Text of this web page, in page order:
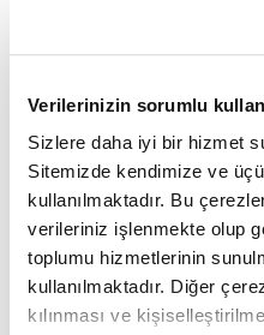
Verilerinizin sorumlu
Sizlere daha iyi bir hizmet
Sitemizde kendimize ve
kullanılmaktadır. Bu
verileriniz işlenmekte olup
toplumu hizmetlerinin
kullanılmaktadır. Diğer
kılınması ve
olarak gönderilişi,
Yahudilerin Allah'ın
Cuma namazı ile ilgili
bilgi verilir.
CUMA SURESİNDE